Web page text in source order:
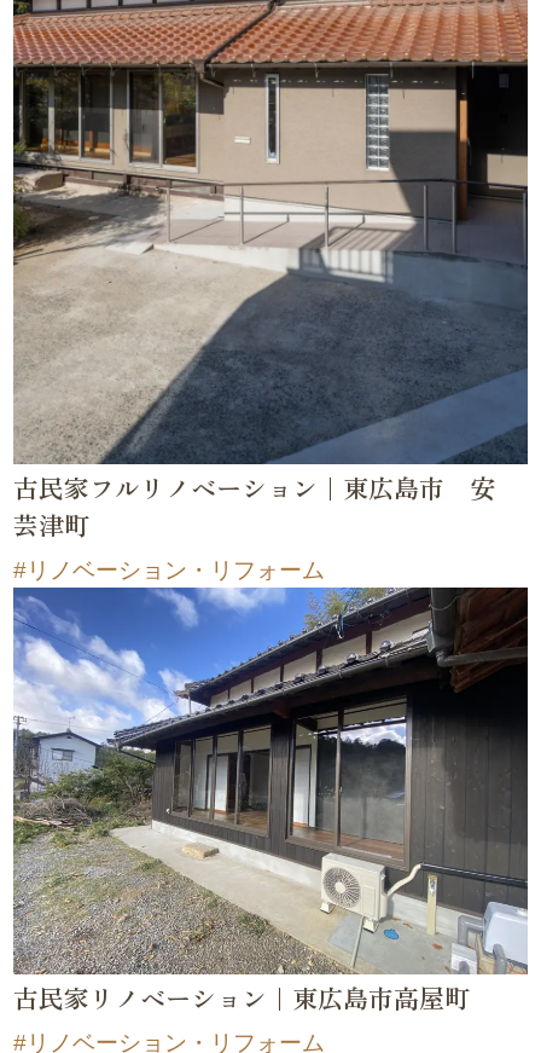
古民家フルリノベーション｜東広島市 安
芸津町
リノベーション・リフォーム
古民家リノベーション｜東広島市高屋町
リノベーション・リフォーム